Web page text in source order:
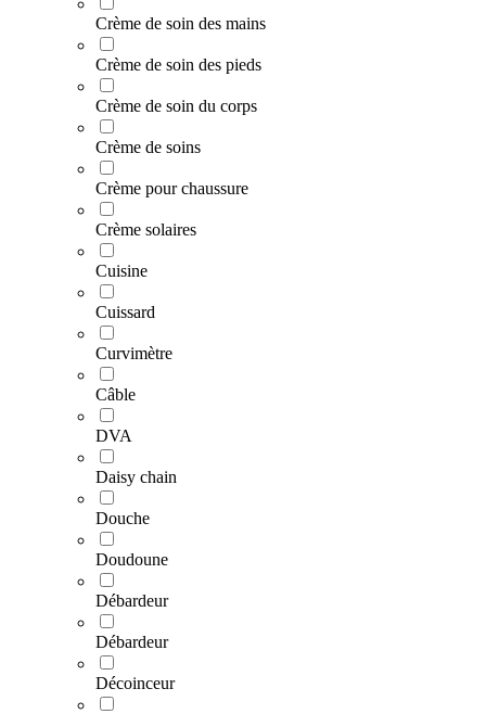
Crème de soin des mains
Crème de soin des pieds
Crème de soin du corps
Crème de soins
Crème pour chaussure
Crème solaires
Cuisine
Cuissard
Curvimètre
Câble
DVA
Daisy chain
Douche
Doudoune
Débardeur
Débardeur
Décoinceur